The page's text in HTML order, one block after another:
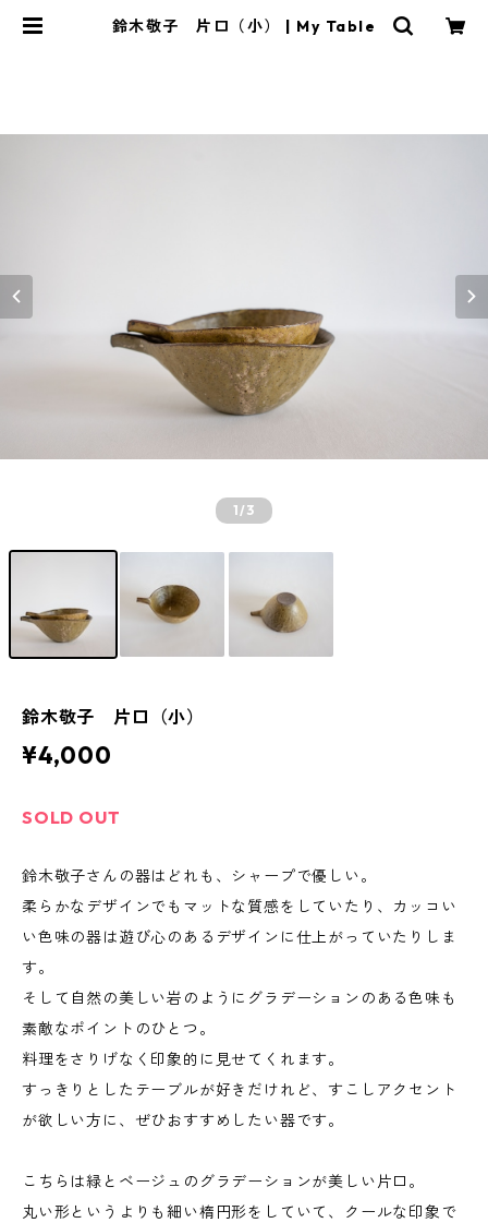
鈴木敬子 片口（小） | My Table
1/3
鈴木敬子 片口（小）
¥4,000
SOLD OUT
鈴木敬子さんの器はどれも、シャープで優しい。
柔らかなデザインでもマットな質感をしていたり、カッコい
い色味の器は遊び心のあるデザインに仕上がっていたりしま
す。
そして自然の美しい岩のようにグラデーションのある色味も
素敵なポイントのひとつ。
料理をさりげなく印象的に見せてくれます。
すっきりとしたテーブルが好きだけれど、すこしアクセント
が欲しい方に、ぜひおすすめしたい器です。
こちらは緑とベージュのグラデーションが美しい片口。
丸い形というよりも細い楕円形をしていて、クールな印象で